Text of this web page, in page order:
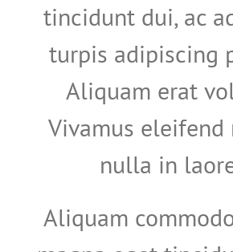
tincidunt dui, ac
turpis adipiscing
Aliquam erat
Vivamus eleifend
nulla in
Aliquam